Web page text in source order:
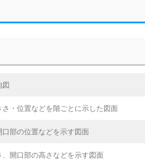
図
・位置などを階ごとに示した図面
部の位置などを示す図面
開口部の高さなどを示す図面